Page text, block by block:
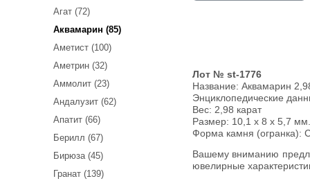
Агат (72)
Аквамарин (85)
Аметист (100)
Аметрин (32)
Аммолит (23)
Андалузит (62)
Апатит (66)
Берилл (67)
Бирюза (45)
Гранат (139)
Лот № st-1776
Название: Аквамарин
Энциклопедические
Вес: 2,98 карат
Размер: 10,1 x 8 x 5,7 мм.
Форма камня (огранка):
Вашему вниманию предлагается аквамарин! Ниже приводятся
ювелирные